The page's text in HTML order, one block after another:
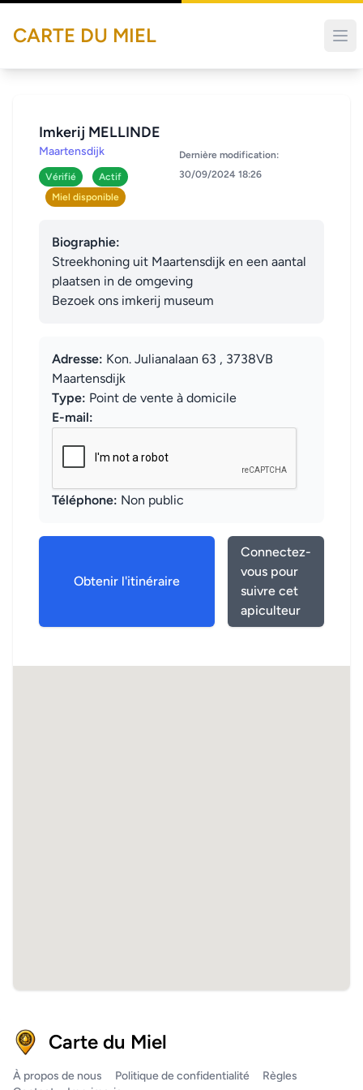
CARTE DU MIEL
Imkerij MELLINDE
Maartensdijk
Vérifié
Actif
Miel disponible
Dernière modification:
30/09/2024 18:26
Biographie:
Streekhoning uit Maartensdijk en een aantal
plaatsen in de omgeving
Bezoek ons imkerij museum
Adresse: Kon. Julianalaan 63 , 3738VB
Maartensdijk
Type: Point de vente à domicile
E-mail:
Téléphone: Non public
Obtenir l'itinéraire
Connectez-
vous pour
suivre cet
apiculteur
Carte du Miel
À propos de nous Politique de confidentialité
Règles